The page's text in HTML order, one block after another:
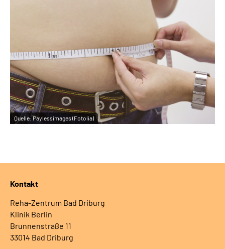
Quelle:Paylessimages (Fotolia)
Kontakt
Reha-Zentrum Bad Driburg
Klinik Berlin
Brunnenstraße 11
33014 Bad Driburg